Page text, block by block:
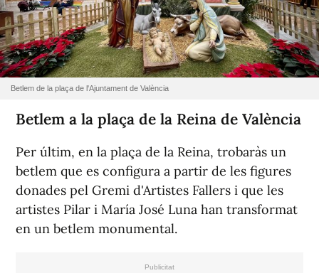
Betlem de la plaça de l'Ajuntament de València
Betlem a la plaça de la Reina de València
Per últim, en la plaça de la Reina, trobaràs un
betlem que es configura a partir de les figures
donades pel Gremi d'Artistes Fallers i que les
artistes Pilar i María José Luna han transformat
en un betlem monumental.